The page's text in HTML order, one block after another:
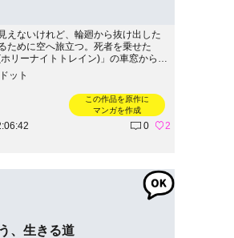
えないけれど、輪廻から抜け出した
ために空へ旅立つ。死者を乗せた
ホリーナイトトレイン)」の車窓から見
はどのような気持ちで見ているの
ット
この作品を原作に
マンガを作成
0 2
、生きる道